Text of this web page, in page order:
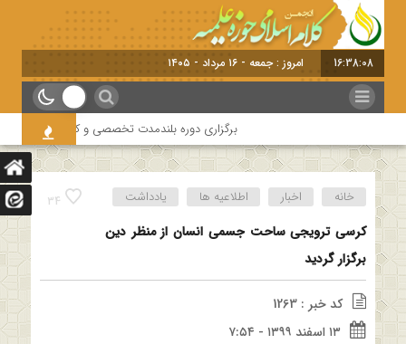
16:38:09 امروز : جمعه - ۱۶ مرداد - ۱۴۰۵
برگزاری دوره بلندمدت تخصصی و کارگاه آموزشی کلام
34 خانه اخبار اطلاعیه ها یادداشت
کرسی ترویجی ساحت جسمی انسان از منظر دین
برگزار گردید
کد خبر : 1263
۱۳ اسفند ۱۳۹۹ - ۷:۵۴